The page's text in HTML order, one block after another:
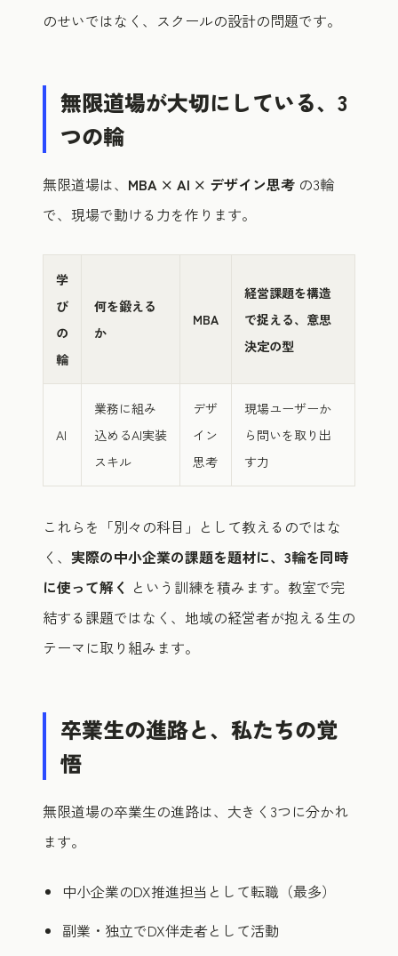
のせいではなく、スクールの設計の問題です。
無限道場が大切にしている、3
つの輪
無限道場は、 MBA × AI × デザイン思考 の3輪
で、現場で動ける力を作ります。
学
び
の
輪
何を鍛える
か
MBA
経営課題を構造
で捉える、意思
決定の型
AI
業務に組み
込めるAI実装
スキル
デザ
イン
思考
現場ユーザーか
ら問いを取り出
す力
これらを「別々の科目」として教えるのではな
く、 実際の中小企業の課題を題材に、3輪を同時
に使って解く という訓練を積みます。教室で完
結する課題ではなく、地域の経営者が抱える生の
テーマに取り組みます。
卒業生の進路と、私たちの覚
悟
無限道場の卒業生の進路は、大きく3つに分かれ
ます。
中小企業のDX推進担当として転職（最多）
副業・独立でDX伴走者として活動